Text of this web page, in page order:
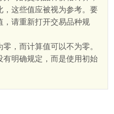
这些值应被视为参考。要
请重新打开交易品种规
，而计算值可以不为零。
明确规定，而是使用初始